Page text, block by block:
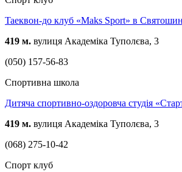
Taeквон-до клуб «Maks Sport» в
419 м. вулиця Академіка Туполєва, 3
(050) 157-56-83
Спортивна школа
Дитяча спортивно-оздоровча студія
419 м. вулиця Академіка Туполєва, 3
(068) 275-10-42
Спорт клуб